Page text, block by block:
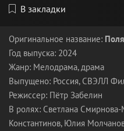
В закладки
Оригинальное название:
Год выпуска: 2024
Жанр: Мелодрама, драма
Выпущено: Россия, СВЭЛЛ
Режиссер: Пётр Забелин
В ролях: Светлана
Константинов, Юлия